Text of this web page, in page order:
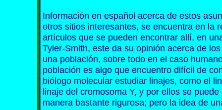
Información en español acerca de estos
otros sitios interesantes, se encuentra en la
artículos que se pueden encontrar allí, en
Tyler-Smith, este da su opinión acerca de
una población, sobre todo en el caso
población es algo que encuentro difícil de
biólogo molecular estudiar linajes, como el
linaje del cromosoma Y, y por ellos se
manera bastante rigurosa; pero la idea de